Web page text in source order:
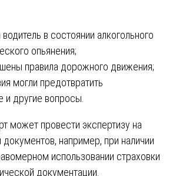
в состоянии алкогольного
опьянения;
правила дорожного движения;
могли предотвратить
и другие вопросы.
может провести экспертизу на
например, при наличии
использовании страховки
документации.